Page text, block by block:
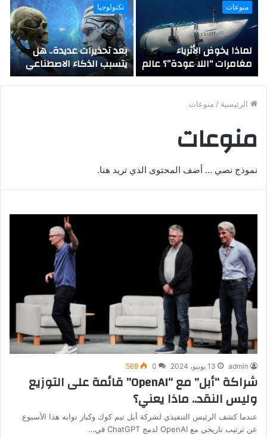
منوعات
لماذا يخوض الأثرياء
مغامرات “اللا عودة”؟ عالم
نفس شهير يجيب..
تكنولوجيا
بعد تحذيرات عديدة.. هل
يتسبب الذكاء الاصطناعي
في فناء البشرية؟
الرئيسية / منوعات
منوعات
نموذج نصي … أضف المحتوى الذي تريد هنا.
admin 13 يونيو، 2024 0
569
شراكة “أبل” مع “OpenAI” قائمة على التوزيع
وليس النقد.. ماذا يعني؟
عندما كشف الرئيس التنفيذي لشركة أبل تيم كوك وكبار نوابه هذا الأسبوع
عن ترتيب تاريخي مع OpenAI لدمج ChatGPT في…